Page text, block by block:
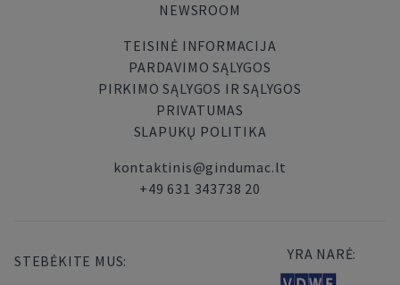
NEWSROOM
TEISINĖ INFORMACIJA
PARDAVIMO SĄLYGOS
PIRKIMO SĄLYGOS IR SĄLYGOS
PRIVATUMAS
SLAPUKŲ POLITIKA
kontaktinis@gindumac.lt
+49 631 343738 20
STEBĖKITE MUS: YRA NARĖ: